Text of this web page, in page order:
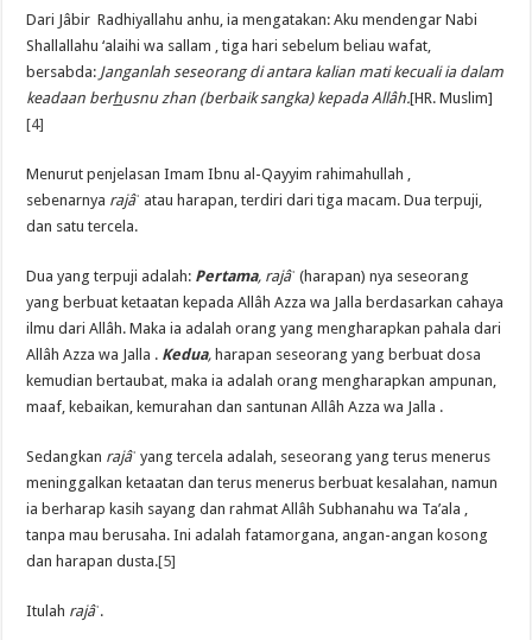
Dari Jâbir Radhiyallahu anhu, ia mengatakan: Aku mendengar Nabi
Shallallahu ‘alaihi wa sallam , tiga hari sebelum beliau wafat,
bersabda: Janganlah seseorang di antara kalian mati kecuali ia dalam
keadaan berhusnu zhan (berbaik sangka) kepada Allâh.[HR. Muslim]
[4]
Menurut penjelasan Imam Ibnu al-Qayyim rahimahullah ,
sebenarnya rajâˈ atau harapan, terdiri dari tiga macam. Dua terpuji,
dan satu tercela.
Dua yang terpuji adalah: Pertama, rajâˈ (harapan) nya seseorang
yang berbuat ketaatan kepada Allâh Azza wa Jalla berdasarkan cahaya
ilmu dari Allâh. Maka ia adalah orang yang mengharapkan pahala dari
Allâh Azza wa Jalla . Kedua, harapan seseorang yang berbuat dosa
kemudian bertaubat, maka ia adalah orang mengharapkan ampunan,
maaf, kebaikan, kemurahan dan santunan Allâh Azza wa Jalla .
Sedangkan rajâˈ yang tercela adalah, seseorang yang terus menerus
meninggalkan ketaatan dan terus menerus berbuat kesalahan, namun
ia berharap kasih sayang dan rahmat Allâh Subhanahu wa Ta’ala ,
tanpa mau berusaha. Ini adalah fatamorgana, angan-angan kosong
dan harapan dusta.[5]
Itulah rajâˈ.